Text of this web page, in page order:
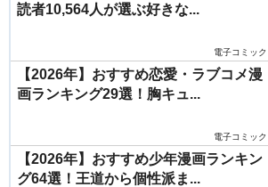
読者10,564人が選ぶ好きな...
電子コミック
【2026年】おすすめ恋愛・ラブコメ漫
画ランキング29選！胸キュ...
電子コミック
【2026年】おすすめ少年漫画ランキン
グ64選！王道から個性派ま...